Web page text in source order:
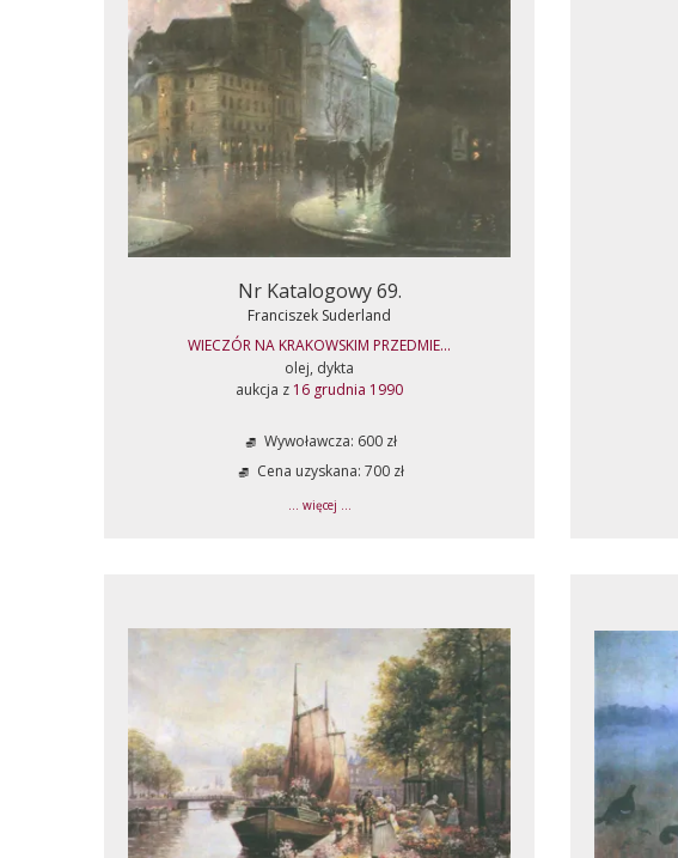
Nr Katalogowy 69.
Franciszek Suderland
WIECZÓR NA KRAKOWSKIM PRZEDMIE...
olej, dykta
aukcja z 16 grudnia 1990
Wywoławcza: 600 zł
Cena uzyskana: 700 zł
... więcej ...